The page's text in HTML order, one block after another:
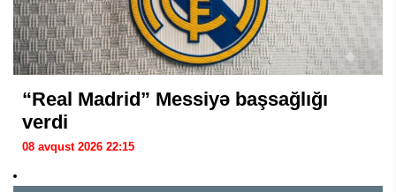
“Real Madrid” Messiyə başsağlığı
verdi
08 avqust 2026 22:15